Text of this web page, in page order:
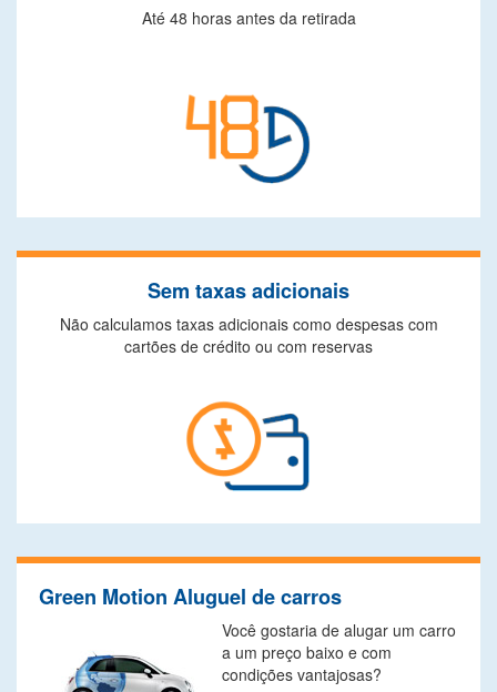
Até 48 horas antes da retirada
Sem taxas adicionais
Não calculamos taxas adicionais como despesas com
cartões de crédito ou com reservas
Green Motion Aluguel de carros
Você gostaria de alugar um carro
a um preço baixo e com
condições vantajosas?